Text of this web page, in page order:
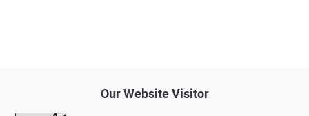
Our Website Visitor